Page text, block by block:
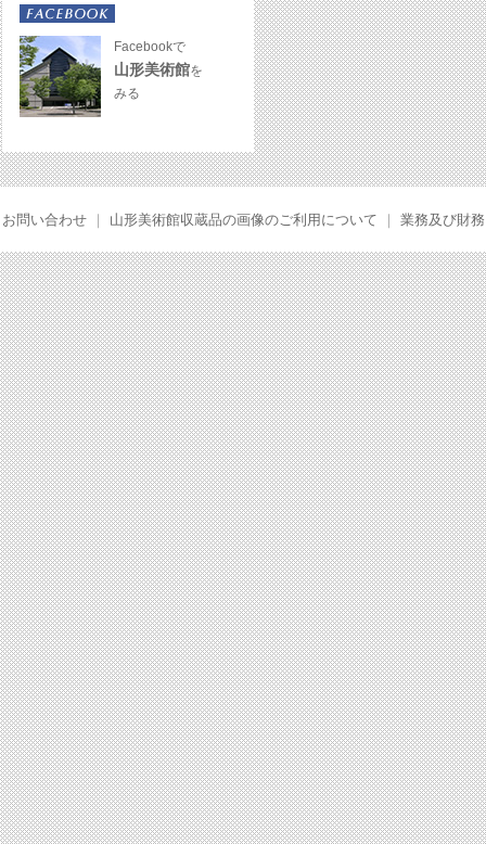
Facebookで
山形美術館を
みる
お問い合わせ ｜ 山形美術館収蔵品の画像のご利用について ｜ 業務及び財